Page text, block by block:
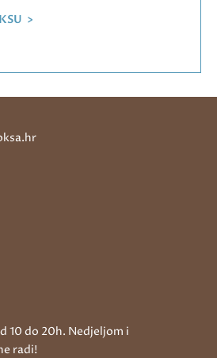
>
10 do 20h. Nedjeljom i
radi!